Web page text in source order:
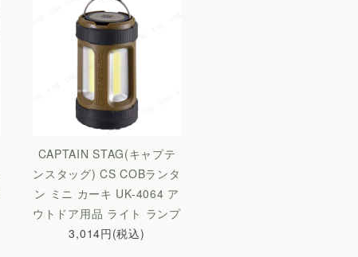
CAPTAIN STAG(キャプテ
ンスタッグ) CS COBランタ
ン ミニ カーキ UK-4064 ア
ウトドア用品 ライト ランプ
3,014円(税込)